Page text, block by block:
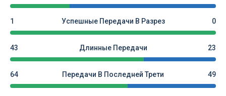
1 Успешные Передачи В Разрез 0
43 Длинные Передачи 23
64 Передачи В Последней Трети 49